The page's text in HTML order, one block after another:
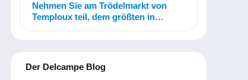
Nehmen Sie am Trödelmarkt von
Temploux teil, dem größten in
Der Delcampe Blog